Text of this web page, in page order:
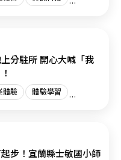
分駐所 開心大喊「我
體驗 體驗學習
步！宜蘭縣士敏國小師